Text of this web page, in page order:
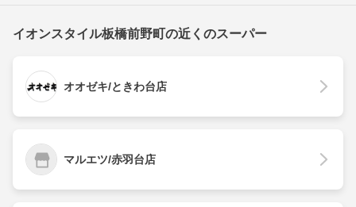
イオンスタイル板橋前野町の近くのスーパー
オオゼキ/ときわ台店
マルエツ/赤羽台店